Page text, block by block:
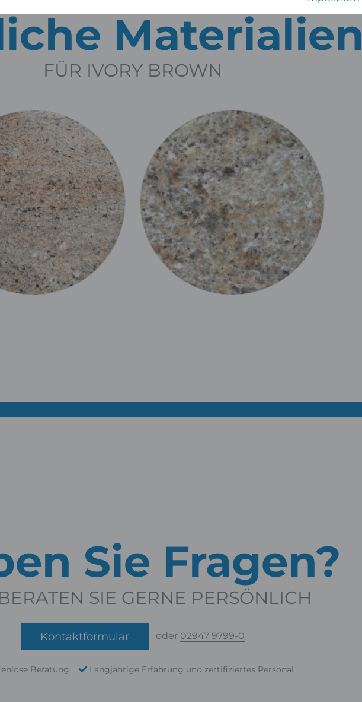
Materialien
FÜR IVORY BROWN
Sie Fragen?
SIE GERNE PERSÖNLICH
Kontaktformular oder 02947 9799-0
Beratung Langjährige Erfahrung und zertifiziertes Personal